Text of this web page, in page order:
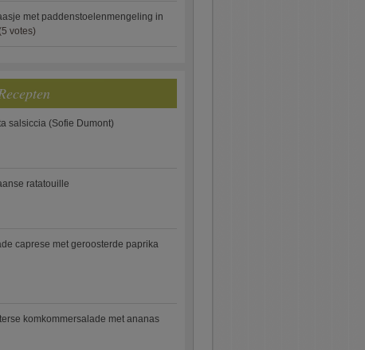
met paddenstoelenmengeling in
(5 votes)
salsiccia (Sofie Dumont)
ratatouille
caprese met geroosterde paprika
komkommersalade met ananas